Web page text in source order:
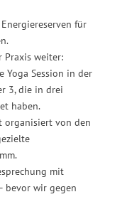
für
Praxis weiter:
Yoga Session in der
3, die in drei
haben.
organisiert von den
mit
bevor wir gegen